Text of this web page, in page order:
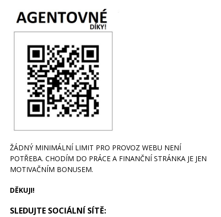
ŽÁDNÝ MINIMÁLNÍ LIMIT PRO PROVOZ WEBU NENÍ
POTŘEBA. CHODÍM DO PRÁCE A FINANČNÍ STRÁNKA JE JEN
MOTIVAČNÍM BONUSEM.
DĚKUJI!
SLEDUJTE SOCIÁLNÍ SÍTĚ: